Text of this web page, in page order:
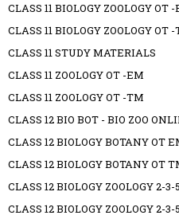
CLASS 11 BIOLOGY ZOOLOGY OT
CLASS 11 BIOLOGY ZOOLOGY OT
CLASS 11 STUDY MATERIALS
CLASS 11 ZOOLOGY OT -EM
CLASS 11 ZOOLOGY OT -TM
CLASS 12 BIO BOT - BIO ZOO
CLASS 12 BIOLOGY BOTANY OT
CLASS 12 BIOLOGY BOTANY OT
CLASS 12 BIOLOGY ZOOLOGY 2-3-
CLASS 12 BIOLOGY ZOOLOGY 2-